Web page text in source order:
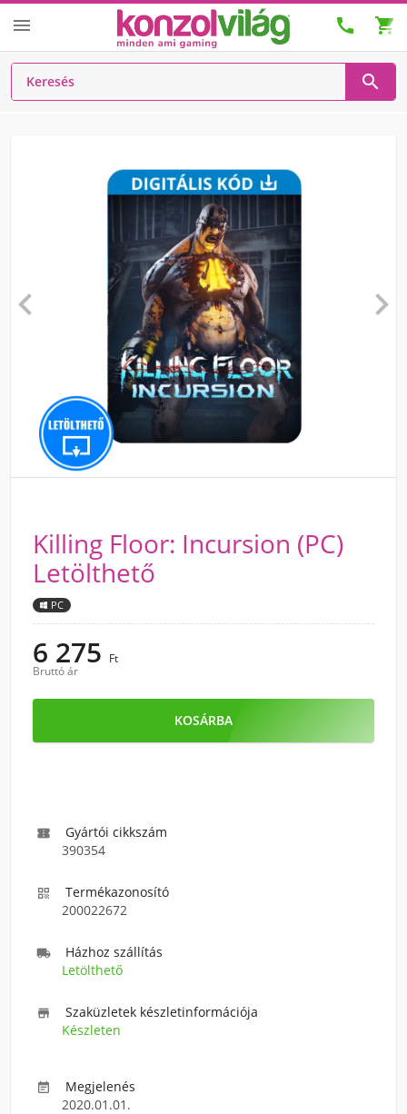
  

 
Killing Floor: Incursion (PC)
Letölthető
PC
6 275 Ft
Bruttó ár
KOSÁRBA

Gyártói cikkszám
390354

Termékazonosító
200022672

Házhoz szállítás
Letölthető

Szaküzletek készletinformációja
Készleten

Megjelenés
2020.01.01.